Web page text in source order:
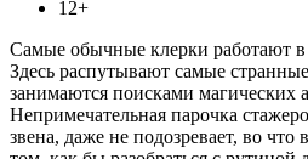
12+
Самые обычные клерки работают
Здесь распутывают самые
занимаются поисками магических
Непримечательная парочка
звена, даже не подозревает, во что